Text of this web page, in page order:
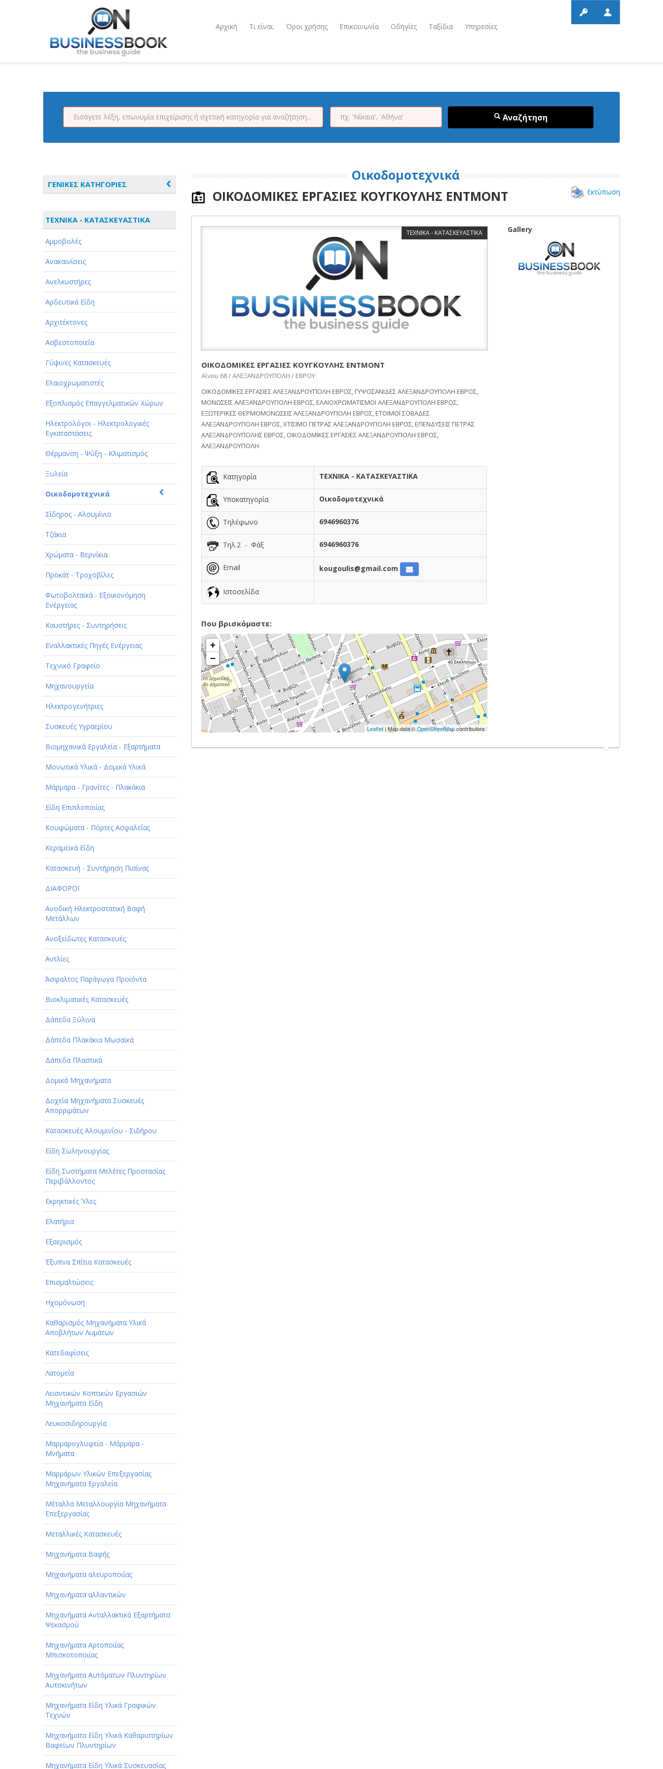
Αρχική Τι είναι; Όροι χρήσης Επικοινωνία Οδηγίες Ταξίδια Υπηρεσίες
Αναζήτηση
ΓΕΝΙΚΕΣ ΚΑΤΗΓΟΡΙΕΣ
ΑΘΛΗΤΙΣΜΟΣ
ΑΥΤΟΚΙΝΗΤΑ - ΜΗΧΑΝΕΣ - ΣΚΑΦΗ
ΔΙΑΣΚΕΔΑΣΗ - ΨΥΧΑΓΩΓΙΑ - ΤΕΧΝΕΣ
ΔΙΑΦΗΜΙΣΗ - ΜΜΕ
ΕΚΚΛΗΣΙΕΣ - ΦΙΛΑΝΘΡΩΠΙΚΑ
ΣΩΜΑΤΕΙΑ
ΕΚΠΑΙΔΕΥΣΗ - ΣΧΟΛΕΣ
ΕΜΠΟΡΙΟ - ΕΜΠΟΡΙΚΑ ΚΑΤΑΣΤΗΜΑΤΑ
ΕΡΓΟΣΤΑΣΙΑ - ΒΙΟΜΗΧΑΝΙΕΣ
ΞΕΝΟΔΟΧΕΙΑ - ΤΟΥΡΙΣΜΟΣ
ΟΜΟΡΦΙΑ
ΠΑΡΟΧΗ ΥΠΗΡΕΣΙΩΝ
ΤΕΧΝΙΚΑ - ΚΑΤΑΣΚΕΥΑΣΤΙΚΑ
ΤΕΧΝΟΛΟΓΙΑ
ΥΓΕΙΑ - ΙΑΤΡΟΙ
ΦΑΓΗΤΟ
ΤΕΧΝΙΚΑ - ΚΑΤΑΣΚΕΥΑΣΤΙΚΑ
Αμμοβολές
Ανακαινίσεις
Ανελκυστήρες
Αρδευτικά Είδη
Αρχιτέκτονες
Ασβεστοποιεία
Γύψινες Κατασκευές
Ελαιοχρωματιστές
Εξοπλισμός Επαγγελματικών Χώρων
Ηλεκτρολόγοι - Ηλεκτρολογικές
Εγκαταστάσεις
Θέρμανση - Ψύξη - Κλιματισμός
Ξυλεία
Οικοδομοτεχνικά
Σίδηρος - Αλουμίνιο
Τζάκια
Χρώματα - Βερνίκια
Προκάτ - Τροχοβίλες
Φωτοβολταϊκά - Εξοικονόμηση
Ενέργειας
Καυστήρες - Συντηρήσεις
Εναλλακτικές Πηγές Ενέργειας
Τεχνικό Γραφείο
Μηχανουργεία
Ηλεκτρογενήτριες
Συσκευές Υγραερίου
Βιομηχανικά Εργαλεία - Εξαρτήματα
Μονωτικά Υλικά - Δομικά Υλικά
Μάρμαρα - Γρανίτες - Πλακάκια
Είδη Επιπλοποιίας
Κουφώματα - Πόρτες Ασφαλείας
Κεραμεικά Είδη
Κατασκευή - Συντήρηση Πισίνας
ΔΙΑΦΟΡΟΙ
Ανοδική Ηλεκτροστατική Βαφή
Μετάλλων
Ανοξείδωτες Κατασκευές
Αντλίες
Άσφαλτος Παράγωγα Προϊόντα
Βιοκλιματικές Κατασκευές
Δάπεδα Ξύλινα
Δάπεδα Πλακάκια Μωσαϊκά
Δάπεδα Πλαστικά
Δομικά Μηχανήματα
Δοχεία Μηχανήματα Συσκευές
Απορριμάτων
Κατασκευές Αλουμινίου - Σιδήρου
Είδη Σωληνουργίας
Είδη Συστήματα Μελέτες Προστασίας
Περιβάλλοντος
Εκρηκτικές Ύλες
Ελατήρια
Εξαερισμός
Έξυπνα Σπίτια Κατασκευές
Επισμαλτώσεις
Ηχομόνωση
Καθαρισμός Μηχανήματα Υλικά
Αποβλήτων Λυμάτων
Κατεδαφίσεις
Λατομεία
Λειαντικών Κοπτικών Εργασιών
Μηχανήματα Είδη
Λευκοσιδηρουργία
Μαρμαρογλυφεία - Μάρμαρα -
Μνήματα
Μαρμάρων Υλικών Επεξεργασίας
Μηχανήματα Εργαλεία
Μέταλλα Μεταλλουργία Μηχανήματα
Επεξεργασίας
Μεταλλικές Κατασκευές
Μηχανήματα Βαφής
Μηχανήματα αλευροποιίας
Μηχανήματα αλλαντικών
Μηχανήματα Ανταλλακτικά Εξαρτήματα
Ψεκασμού
Μηχανήματα Αρτοποιίας
Μπισκοτοποιίας
Μηχανήματα Αυτόματων Πλυντηρίων
Αυτοκινήτων
Μηχανήματα Είδη Υλικά Γραφικών
Τεχνών
Μηχανήματα Είδη Υλικά Καθαριστηρίων
Βαφείων Πλυντηρίων
Μηχανήματα Είδη Υλικά Συσκευασίας
Οικοδομοτεχνικά
ΟΙΚΟΔΟΜΙΚΕΣ ΕΡΓΑΣΙΕΣ ΚΟΥΓΚΟΥΛΗΣ ΕΝΤΜΟΝΤ Εκτύπωση
ΤΕΧΝΙΚΑ - ΚΑΤΑΣΚΕΥΑΣΤΙΚΑ
ΟΙΚΟΔΟΜΙΚΕΣ ΕΡΓΑΣΙΕΣ ΚΟΥΓΚΟΥΛΗΣ ΕΝΤΜΟΝΤ
Αίνου 68 / ΑΛΕΞΑΝΔΡΟΥΠΟΛΗ / ΕΒΡΟΥ
ΟΙΚΟΔΟΜΙΚΕΣ ΕΡΓΑΣΙΕΣ ΑΛΕΞΑΝΔΡΟΥΠΟΛΗ ΕΒΡΟΣ, ΓΥΨΟΣΑΝΙΔΕΣ ΑΛΕΞΑΝΔΡΟΥΠΟΛΗ ΕΒΡΟΣ,
ΜΟΝΩΣΕΙΣ ΑΛΕΞΑΝΔΡΟΥΠΟΛΗ ΕΒΡΟΣ, ΕΛΑΙΟΧΡΩΜΑΤΙΣΜΟΙ ΑΛΕΞΑΝΔΡΟΥΠΟΛΗ ΕΒΡΟΣ,
ΕΞΩΤΕΡΙΚΕΣ ΘΕΡΜΟΜΟΝΩΣΕΙΣ ΑΛΕΞΑΝΔΡΟΥΠΟΛΗ ΕΒΡΟΣ, ΕΤΟΙΜΟΙ ΣΟΒΑΔΕΣ
ΑΛΕΞΑΝΔΡΟΥΠΟΛΗ ΕΒΡΟΣ, ΧΤΙΣΙΜΟ ΠΕΤΡΑΣ ΑΛΕΞΑΝΔΡΟΥΠΟΛΗ ΕΒΡΟΣ, ΕΠΕΝΔΥΣΕΙΣ ΠΕΤΡΑΣ
ΑΛΕΞΑΝΔΡΟΥΠΟΛΗΣ ΕΒΡΟΣ, ΟΙΚΟΔΟΜΙΚΕΣ ΕΡΓΑΣΙΕΣ ΑΛΕΞΑΝΔΡΟΥΠΟΛΗ ΕΒΡΟΣ,
ΑΛΕΞΑΝΔΡΟΥΠΟΛΗ
Κατηγορία ΤΕΧΝΙΚΑ - ΚΑΤΑΣΚΕΥΑΣΤΙΚΑ
Υποκατηγορία Οικοδομοτεχνικά
Τηλέφωνο 6946960376
Τηλ.2 - Φάξ 6946960376
Email kougoulis@gmail.com
Ιστοσελίδα
Που βρισκόμαστε:
+
−
Leaflet| Map data ©OpenStreetMapcontributors
Gallery